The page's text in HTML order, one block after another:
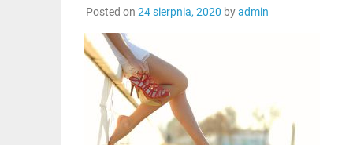
Posted on 24 sierpnia, 2020 byadmin